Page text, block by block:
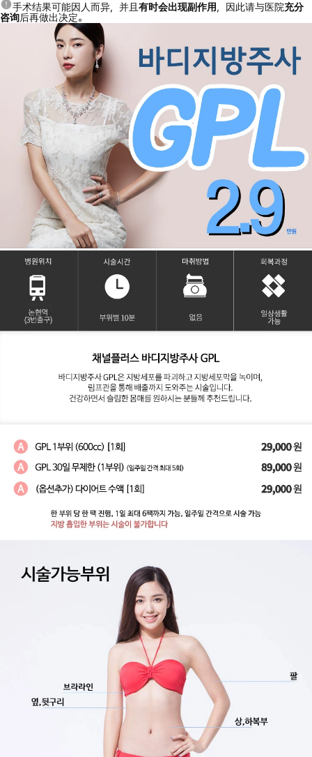
手术结果可能因人而异，并且 有时会出现副作用 ，因此请与医院充分
咨询后再做出决定。